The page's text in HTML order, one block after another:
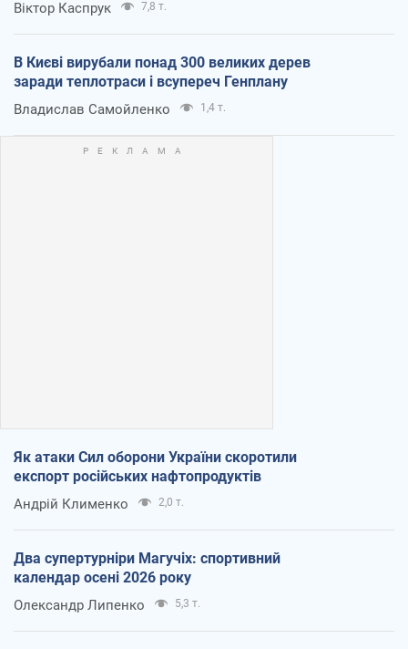
Віктор Каспрук 7,8 т.
В Києві вирубали понад 300 великих дерев
заради теплотраси і всупереч Генплану
Владислав Самойленко 1,4 т.
Як атаки Сил оборони України скоротили
експорт російських нафтопродуктів
Андрій Клименко 2,0 т.
Два супертурніри Магучіх: спортивний
календар осені 2026 року
Олександр Липенко 5,3 т.